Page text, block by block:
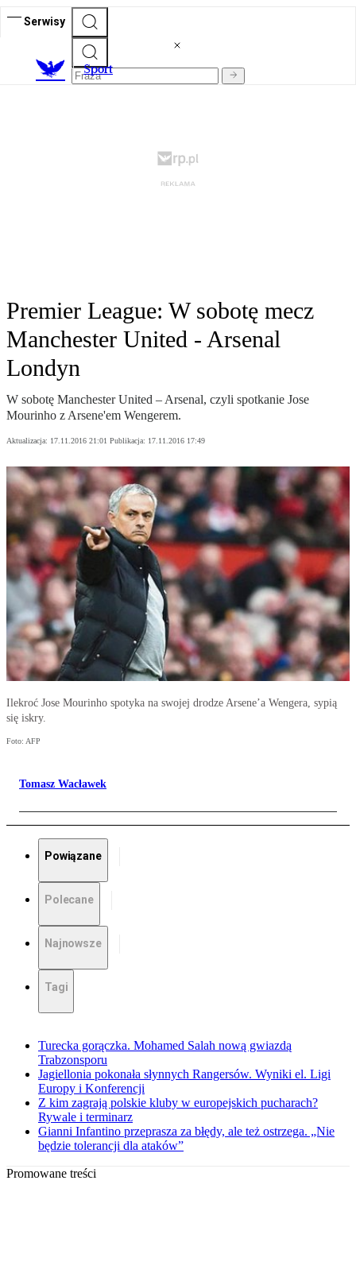
Serwisy
Sport
Premier League: W sobotę mecz
Manchester United - Arsenal
Londyn
W sobotę Manchester United – Arsenal, czyli spotkanie Jose
Mourinho z Arsene'em Wengerem.
Aktualizacja: 17.11.2016 21:01 Publikacja: 17.11.2016 17:49
Ilekroć Jose Mourinho spotyka na swojej drodze Arsene’a Wengera, sypią
się iskry.
Foto: AFP
Tomasz Wacławek
Powiązane
Polecane
Najnowsze
Tagi
Turecka gorączka. Mohamed Salah nową gwiazdą
Trabzonsporu
Jagiellonia pokonała słynnych Rangersów. Wyniki el. Ligi
Europy i Konferencji
Z kim zagrają polskie kluby w europejskich pucharach?
Rywale i terminarz
Gianni Infantino przeprasza za błędy, ale też ostrzega. „Nie
będzie tolerancji dla ataków”
Promowane treści